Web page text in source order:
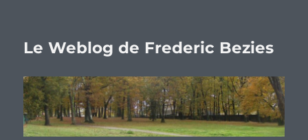
Le Weblog de Frederic Bezies